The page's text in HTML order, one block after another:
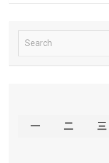
e
一 二 三